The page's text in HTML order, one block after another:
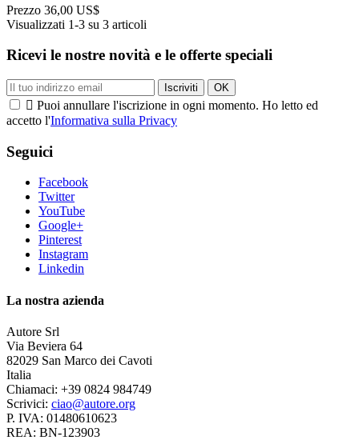
Prezzo 36,00 US$
Visualizzati 1-3 su 3 articoli
Ricevi le nostre novità e le offerte speciali
 Puoi annullare l'iscrizione in ogni momento. Ho letto ed
accetto l'Informativa sulla Privacy
Seguici
Facebook
Twitter
YouTube
Google+
Pinterest
Instagram
Linkedin
La nostra azienda
Autore Srl
Via Beviera 64
82029 San Marco dei Cavoti
Italia
Chiamaci: +39 0824 984749
Scrivici: ciao@autore.org
P. IVA: 01480610623
REA: BN-123903